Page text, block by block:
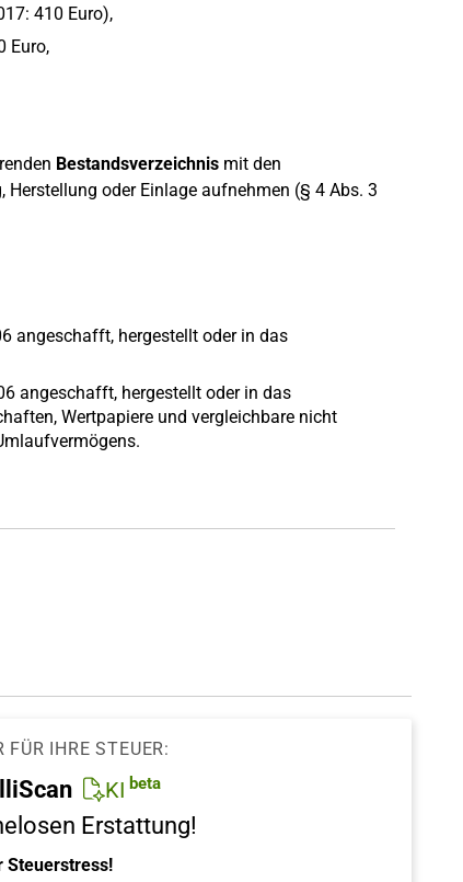
410 Euro),
Euro,
Bestandsverzeichnis mit den
oder Einlage aufnehmen (§ 4 Abs. 3
angeschafft, hergestellt oder in das
angeschafft, hergestellt oder in das
Wertpapiere und vergleichbare nicht
FÜR IHRE STEUER:
KI beta
Erstattung!
Steuerstress!